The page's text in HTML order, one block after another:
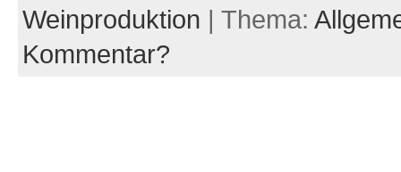
Weinproduktion | Thema:
Kommentar?